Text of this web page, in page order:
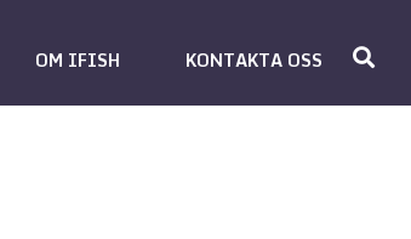
OM IFISH KONTAKTA OSS